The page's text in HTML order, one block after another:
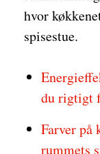
hvor
spisestue.
du rigtigt
Farver på
rummets